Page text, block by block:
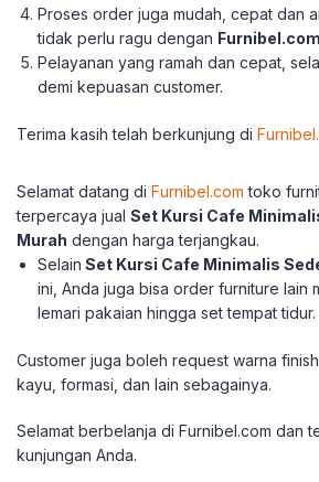
Proses order juga mudah, cepat dan
tidak perlu ragu dengan Furnibel.com
Pelayanan yang ramah dan cepat,
demi kepuasan customer.
Terima kasih telah berkunjung di
Selamat datang di Furnibel.com toko
terpercaya jual Set Kursi Cafe
Murah dengan harga terjangkau.
Selain Set Kursi Cafe Minimalis
ini, Anda juga bisa order furniture lain
lemari pakaian hingga set tempat tidur.
Customer juga boleh request warna
kayu, formasi, dan lain sebagainya.
Selamat berbelanja di Furnibel.com dan
kunjungan Anda.